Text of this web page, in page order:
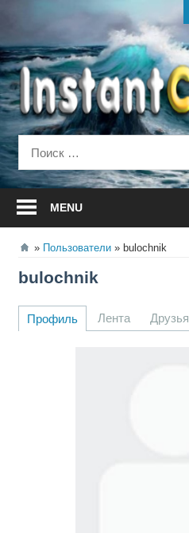
содержанию
MENU
Пользователи bulochnik
bulochnik
Профиль Лента Друзья